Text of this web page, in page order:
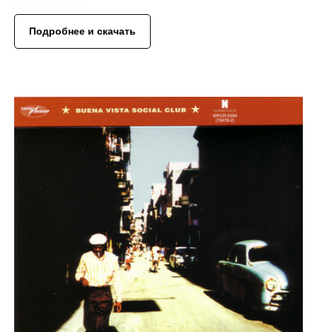
Подробнее и скачать